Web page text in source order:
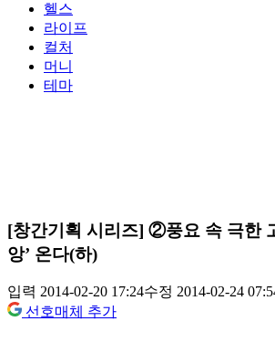
헬스
라이프
컬처
머니
테마
[창간기획 시리즈] ②풍요 속 극한
앙’ 온다(하)
입력 2014-02-20 17:24수정 2014-02-24
선호매체 추가